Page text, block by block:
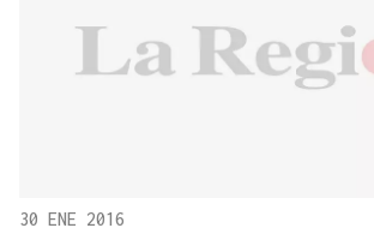
30 ENE 2016